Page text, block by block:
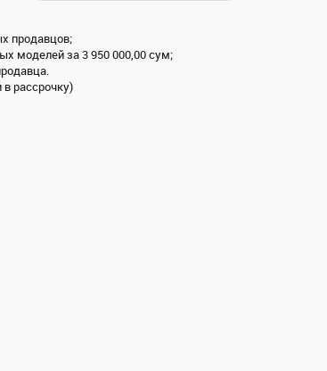
продавцов;
моделей за 3 950 000,00 сум;
рассрочку)